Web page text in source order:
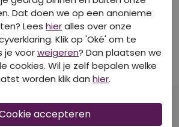
NIGHTS
ONLY & SONS
22036648 Oatmeal/MELANGE
Polo's
€ 39,99
Dat doen we op een anonieme
Lees hieralles over onze
Klik op 'Oké' om te
je voorweigeren? Dan plaatsen we
cookies. Wil je zelf bepalen welke
worden klik dan hier.